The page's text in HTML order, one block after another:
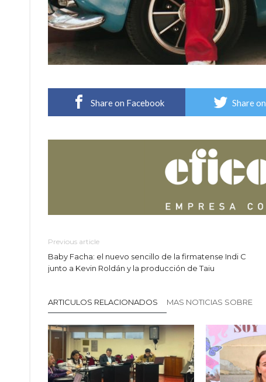
Share on Facebook Share
Previous article
Baby Facha: el nuevo sencillo de la firmatense Indi C
junto a Kevin Roldán y la producción de Taiu
ARTICULOS RELACIONADOS MAS NOTICIAS SOBRE